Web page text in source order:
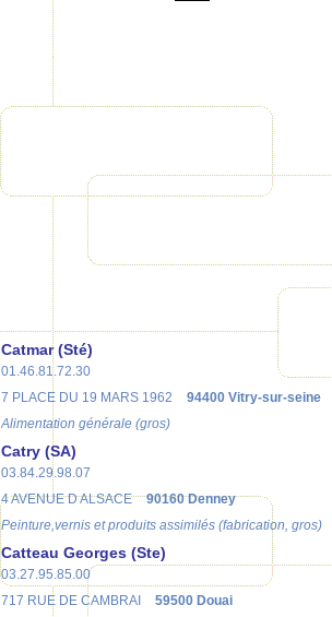
Catmar (Sté)
01.46.81.72.30
7 PLACE DU 19 MARS 1962
94400 Vitry-sur-seine
Alimentation générale (gros)
Catry (SA)
03.84.29.98.07
4 AVENUE D ALSACE
90160 Denney
Peinture,vernis et produits assimilés (fabrication, gros)
Catteau Georges (Ste)
03.27.95.85.00
717 RUE DE CAMBRAI
59500 Douai